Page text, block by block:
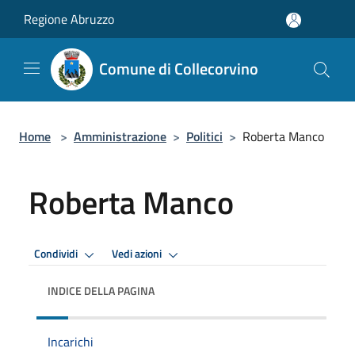
Regione Abruzzo
Comune di Collecorvino
Home > Amministrazione > Politici > Roberta Manco
Roberta Manco
Condividi Vedi azioni
INDICE DELLA PAGINA
Incarichi